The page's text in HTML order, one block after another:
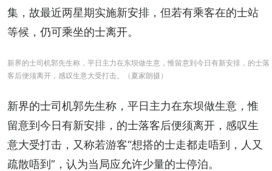
集，故最近两星期实施新安排，但若有乘客在的士站
等候，仍可乘坐的士离开。
新界的士司机郭先生称，平日主力在东坝做生意，惟留意到今日有新安排，的士落
客后便须离开，感叹生意大受打击。（夏家朗摄）
新界的士司机郭先生称，平日主力在东坝做生意，惟
留意到今日有新安排，的士落客后便须离开，感叹生
意大受打击，又称若游客“想搭的士走都走唔到，人又
疏散唔到”，认为当局应允许少量的士停泊。